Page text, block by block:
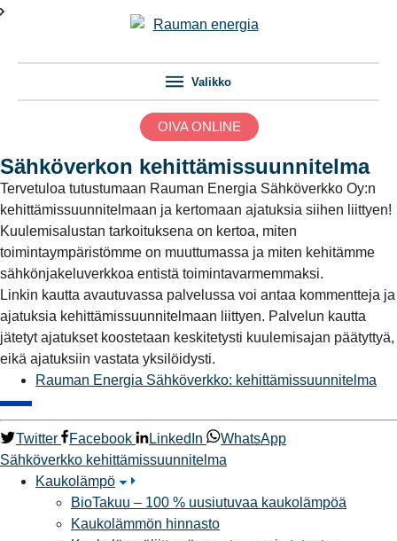
Valikko
OIVA ONLINE
Sähköverkon kehittämissuunnitelma
Tervetuloa tutustumaan Rauman Energia Sähköverkko Oy:n
kehittämissuunnitelmaan ja kertomaan ajatuksia siihen liittyen!
Kuulemisalustan tarkoituksena on kertoa, miten
toimintaympäristömme on muuttumassa ja miten kehitämme
sähkönjakeluverkkoa entistä toimintavarmemmaksi.
Linkin kautta avautuvassa palvelussa voi antaa kommentteja ja
ajatuksia kehittämissuunnitelmaan liittyen. Palvelun kautta
jätetyt ajatukset koostetaan keskitetysti kuulemisajan päätyttyä,
eikä ajatuksiin vastata yksilöidysti.
Rauman Energia Sähköverkko: kehittämissuunnitelma
Twitter Facebook LinkedIn
WhatsApp
Sähköverkko kehittämissuunnitelma
Kaukolämpö
BioTakuu – 100 % uusiutuvaa kaukolämpöä
Kaukolämmön hinnasto